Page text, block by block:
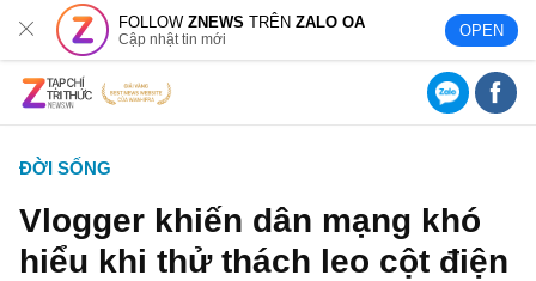
FOLLOWZNEWS TRÊNZALO OA
Cập nhật tin mới OPEN
ĐỜI SỐNG
Vlogger khiến dân mạng khó
hiểu khi thử thách leo cột điện